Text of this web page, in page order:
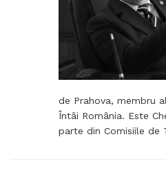
de Prahova, membru
Întâi România. Este
parte din Comisiile de